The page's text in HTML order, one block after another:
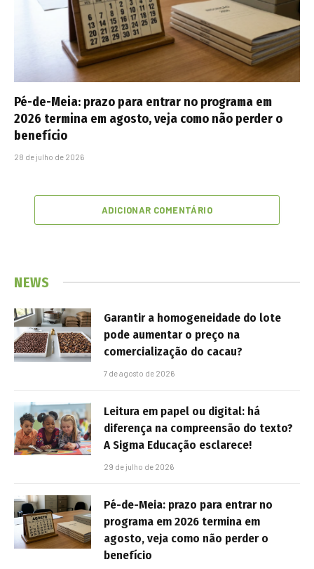
Pé-de-Meia: prazo para entrar no programa em
2026 termina em agosto, veja como não perder o
benefício
28 de julho de 2026
ADICIONAR COMENTÁRIO
NEWS
Garantir a homogeneidade do lote
pode aumentar o preço na
comercialização do cacau?
7 de agosto de 2026
Leitura em papel ou digital: há
diferença na compreensão do texto?
A Sigma Educação esclarece!
29 de julho de 2026
Pé-de-Meia: prazo para entrar no
programa em 2026 termina em
agosto, veja como não perder o
benefício